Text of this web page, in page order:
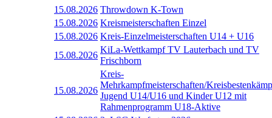
15.08.2026 Throwdown K-Town
15.08.2026 Kreismeisterschaften Einzel
15.08.2026 Kreis-Einzelmeisterschaften U14 + U16
15.08.2026
KiLa-Wettkampf TV Lauterbach und TV
Frischborn
15.08.2026
Kreis-
Mehrkampfmeisterschaften/
Jugend U14/U16 und Kinder U12 mit
Rahmenprogramm U18-Aktive